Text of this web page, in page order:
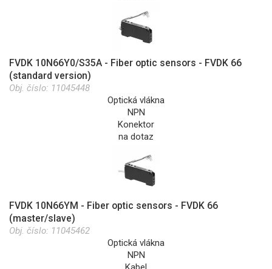
FVDK 10N66Y0/S35A - Fiber optic sensors - FVDK 66
(standard version)
Obj. číslo: 11045448
Optická vlákna
NPN
Konektor
na dotaz
FVDK 10N66YM - Fiber optic sensors - FVDK 66
(master/slave)
Obj. číslo: 11045462
Optická vlákna
NPN